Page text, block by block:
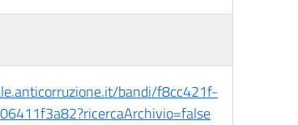
bandi/f8cc421f-